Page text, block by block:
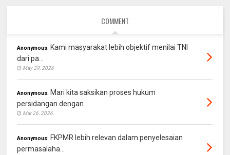
COMMENT
Anonymous: Kami masyarakat lebih objektif menilai TNI
dari pa...
May 29, 2026
Anonymous: Mari kita saksikan proses hukum
persidangan dengan...
Mar 26, 2026
Anonymous: FKPMR lebih relevan dalam penyelesaian
permasalaha...